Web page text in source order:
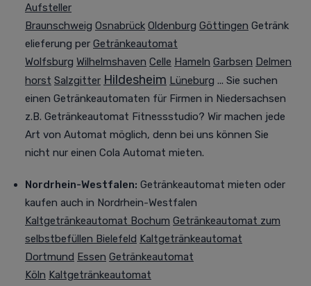
Aufsteller
Braunschweig Osnabrück Oldenburg Göttingen Getränk
elieferung per Getränkeautomat
Wolfsburg Wilhelmshaven Celle Hameln Garbsen Delmen
horst Salzgitter Hildesheim Lüneburg ... Sie suchen
einen Getränkeautomaten für Firmen in Niedersachsen
z.B. Getränkeautomat Fitnessstudio? Wir machen jede
Art von Automat möglich, denn bei uns können Sie
nicht nur einen Cola Automat mieten.
Nordrhein-Westfalen: Getränkeautomat mieten oder
kaufen auch in Nordrhein-Westfalen
Kaltgetränkeautomat Bochum Getränkeautomat zum
selbstbefüllen Bielefeld Kaltgetränkeautomat
Dortmund Essen Getränkeautomat
Köln Kaltgetränkeautomat